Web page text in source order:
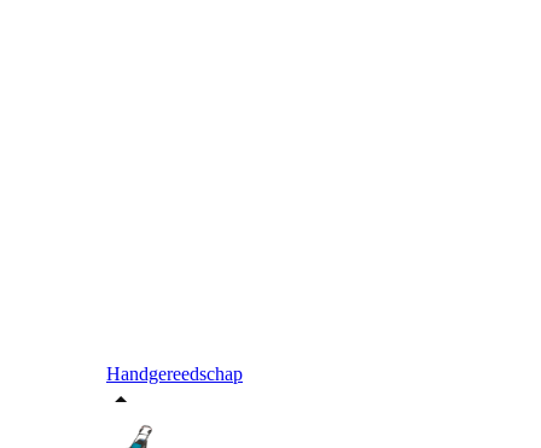
Handgereedschap